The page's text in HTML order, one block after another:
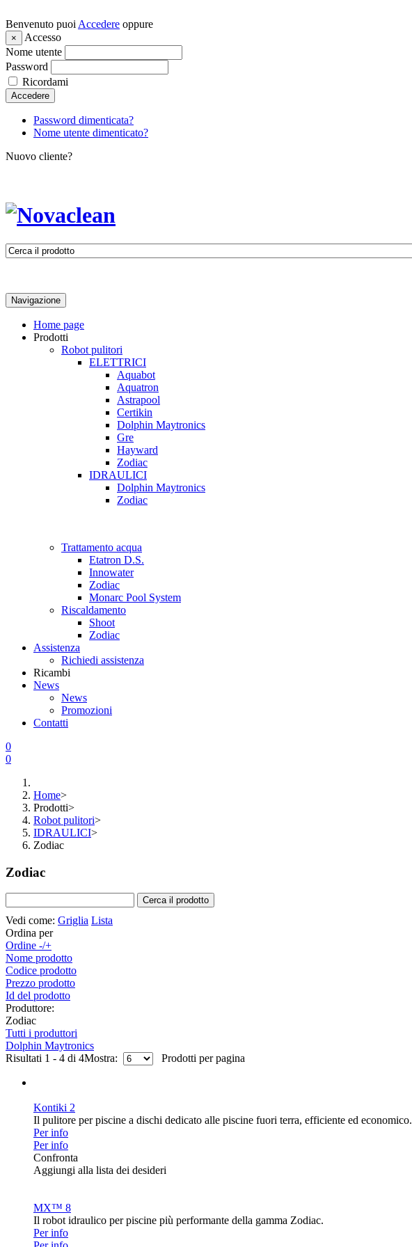
Benvenuto puoi Accedere oppure
×
Accesso
Nome utente
Password
Ricordami
Accedere
Password dimenticata?
Nome utente dimenticato?
Nuovo cliente?
Navigazione
Home page
Prodotti
Robot pulitori
ELETTRICI
Aquabot
Aquatron
Astrapool
Certikin
Dolphin Maytronics
Gre
Hayward
Zodiac
IDRAULICI
Dolphin Maytronics
Zodiac
Trattamento acqua
Etatron D.S.
Innowater
Zodiac
Monarc Pool System
Riscaldamento
Shoot
Zodiac
Assistenza
Richiedi assistenza
Ricambi
News
News
Promozioni
Contatti
0
0
Home>
Prodotti>
Robot pulitori>
IDRAULICI>
Zodiac
Zodiac
Vedi come: Griglia Lista
Ordina per
Ordine -/+
Nome prodotto
Codice prodotto
Prezzo prodotto
Id del prodotto
Produttore:
Zodiac
Tutti i produttori
Dolphin Maytronics
Risultati 1 - 4 di 4Mostra: Prodotti per pagina
Kontiki 2
Il pulitore per piscine a dischi dedicato alle piscine fuori terra, efficiente ed economico.
Per info
Per info
Confronta
Aggiungi alla lista dei desideri
MX™ 8
Il robot idraulico per piscine più performante della gamma Zodiac.
Per info